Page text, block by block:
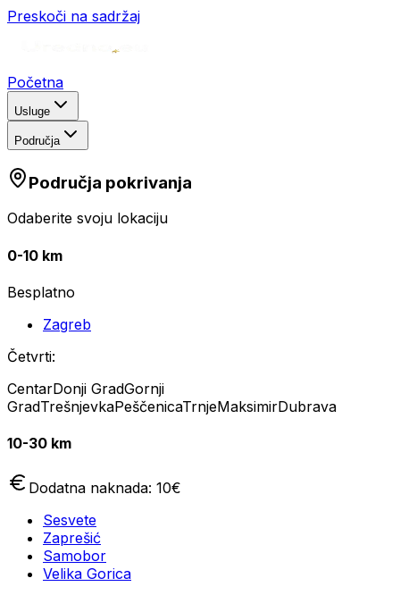
Preskoči na sadržaj
Početna
Usluge
Područja
Područja pokrivanja
Odaberite svoju lokaciju
0-10 km
Besplatno
Zagreb
Četvrti:
CentarDonji GradGornji
GradTrešnjevkaPeščenicaTrnjeMaksimirDubrava
10-30 km
Dodatna naknada: 10€
Sesvete
Zaprešić
Samobor
Velika Gorica